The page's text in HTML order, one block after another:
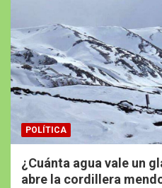
POLÍTICA
¿Cuánta agua vale un
abre la cordillera